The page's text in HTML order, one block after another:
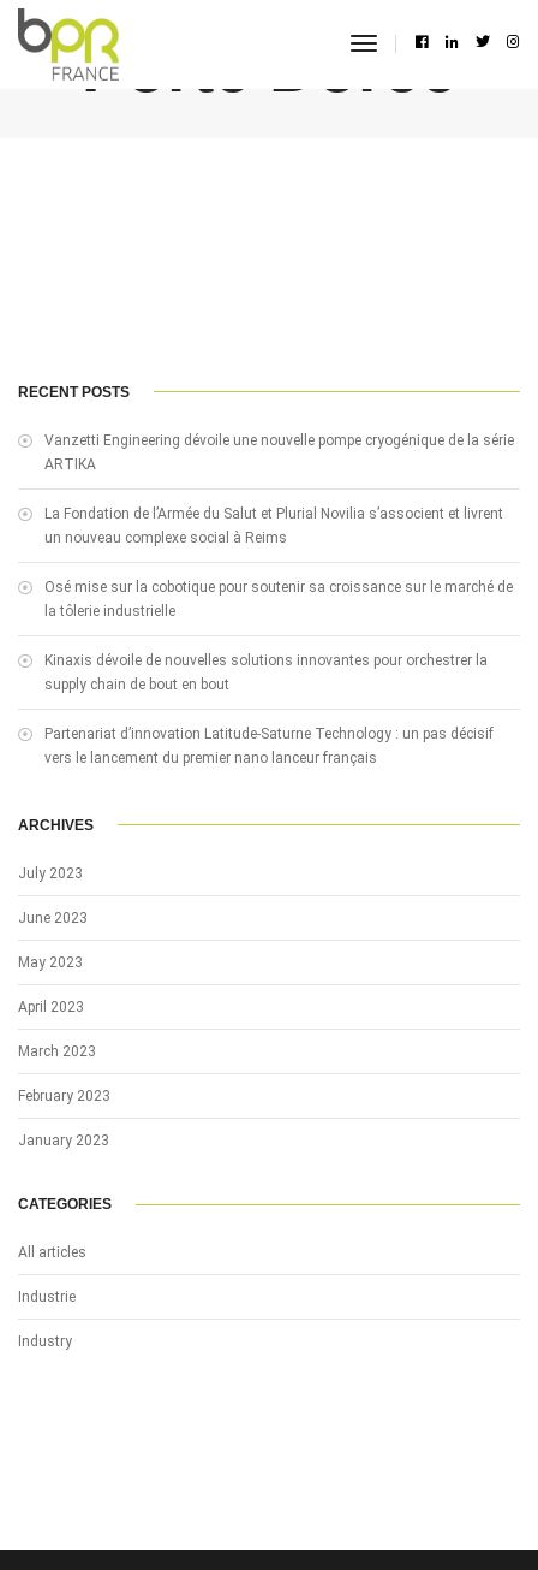
toggle
Porte Dorée
RECENT POSTS
Vanzetti Engineering dévoile une nouvelle pompe cryogénique de la série
ARTIKA
La Fondation de l’Armée du Salut et Plurial Novilia s’associent et livrent
un nouveau complexe social à Reims
Osé mise sur la cobotique pour soutenir sa croissance sur le marché de
la tôlerie industrielle
Kinaxis dévoile de nouvelles solutions innovantes pour orchestrer la
supply chain de bout en bout
Partenariat d’innovation Latitude-Saturne Technology : un pas décisif
vers le lancement du premier nano lanceur français
ARCHIVES
July 2023
June 2023
May 2023
April 2023
March 2023
February 2023
January 2023
CATEGORIES
All articles
Industrie
Industry